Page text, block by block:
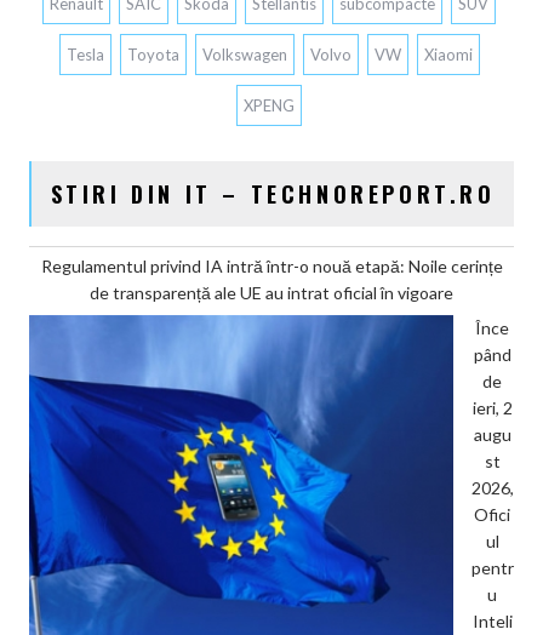
Tesla Toyota Volkswagen Volvo VW Xiaomi
XPENG
STIRI DIN IT – TECHNOREPORT.RO
Regulamentul privind IA intră într-o nouă etapă: Noile cerințe
de transparență ale UE au intrat oficial în vigoare
Înce
pând
de
ieri, 2
augu
st
2026,
Ofici
ul
pentr
u
Inteli